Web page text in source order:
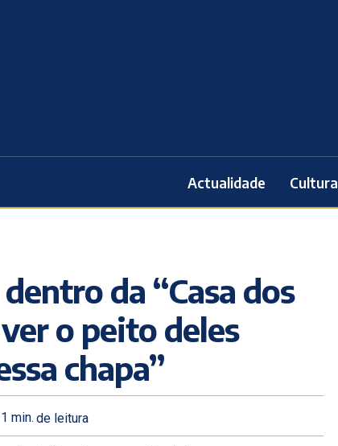
Actualidade Cultura
da “Casa dos
o peito deles
chapa”
1 min. de leitura